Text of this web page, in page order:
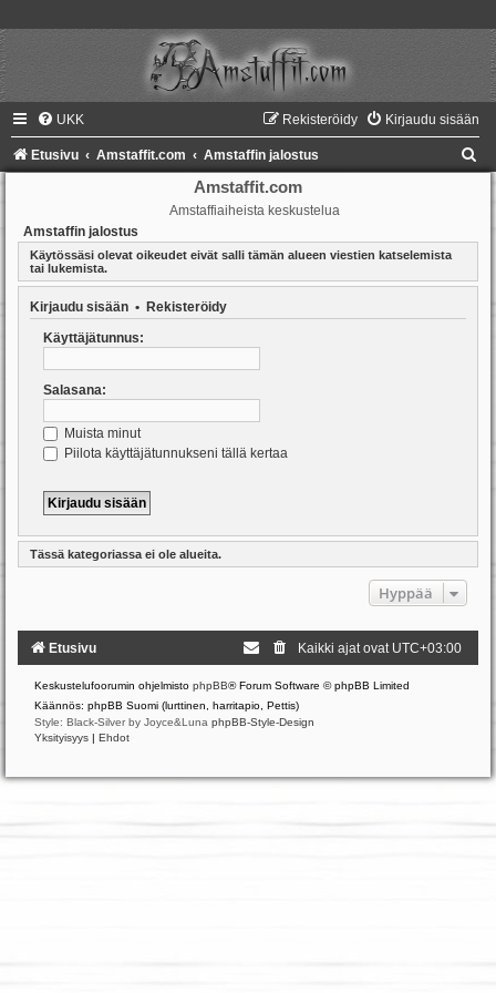
UKK Kirjaudu sisään
Rekisteröidy
Etusivu Amstaffit.com Amstaffin jalostus
Amstaffit.com
Amstaffiaiheista keskustelua
Amstaffin jalostus
Käytössäsi olevat oikeudet eivät salli tämän alueen viestien katselemista
tai lukemista.
Kirjaudu sisään • Rekisteröidy
Käyttäjätunnus:
Salasana:
Muista minut
Piilota käyttäjätunnukseni tällä kertaa
Tässä kategoriassa ei ole alueita.
Hyppää
Etusivu Kaikki ajat ovat UTC+03:00
Keskustelufoorumin ohjelmisto phpBB® Forum Software © phpBB Limited
Käännös: phpBB Suomi (lurttinen, harritapio, Pettis)
Style: Black-Silver by Joyce&Luna phpBB-Style-Design
Yksityisyys | Ehdot